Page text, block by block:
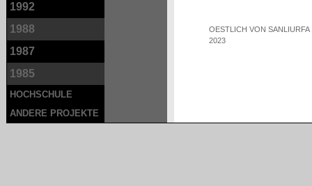
1992
1988
1987
1985
HOCHSCHULE
ANDERE PROJEKTE
OESTLICH VON
2023